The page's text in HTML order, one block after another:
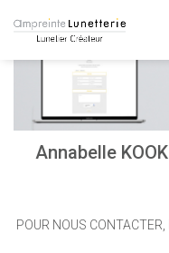
Annabelle KOOK
POUR NOUS CONTACTER,